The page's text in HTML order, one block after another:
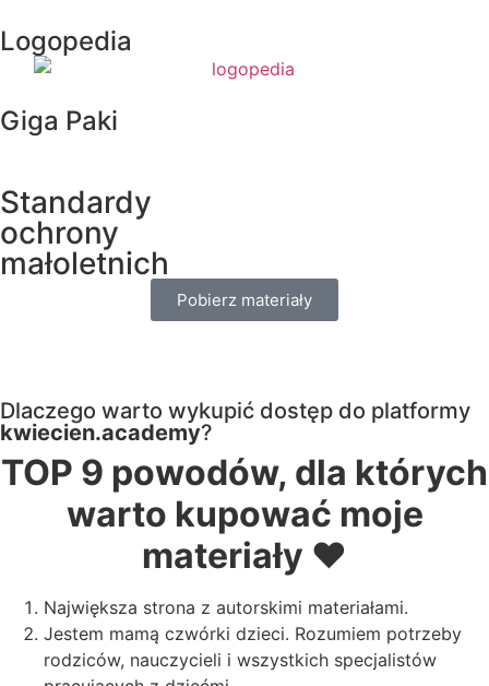
Logopedia
Giga Paki
Standardy
ochrony
małoletnich
Pobierz materiały
Dlaczego warto wykupić dostęp do platformy
kwiecien.academy?
TOP 9 powodów, dla których
warto kupować moje
materiały ❤️
Największa strona z autorskimi materiałami.
Jestem mamą czwórki dzieci. Rozumiem potrzeby
rodziców, nauczycieli i wszystkich specjalistów